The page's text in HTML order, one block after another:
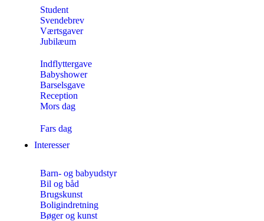
Student
Svendebrev
Værtsgaver
Jubilæum
Indflyttergave
Babyshower
Barselsgave
Reception
Mors dag
Fars dag
Interesser
Barn- og babyudstyr
Bil og båd
Brugskunst
Boligindretning
Bøger og kunst